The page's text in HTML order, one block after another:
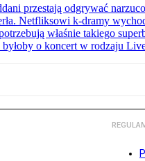
przestają odgrywać
Netfliksowi k-dramy
właśnie takiego
o koncert w rodzaju